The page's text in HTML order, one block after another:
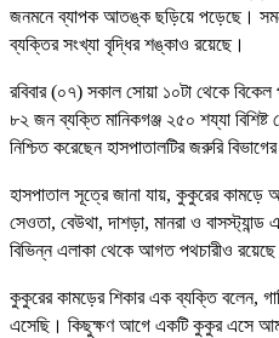
জনমনে ব্যাপক আতঙ্ক ছড়িয়ে পড়েছে।
ব্যক্তির সংখ্যা বৃদ্ধির শঙ্কাও রয়েছে।
রবিবার (০৭) সকাল সোয়া ১০টা থেকে বিকেল
৮২ জন ব্যক্তি মানিকগঞ্জ ২৫০ শয্যা বিশিষ্ট
নিশ্চিত করেছেন হাসপাতালটির জরুরি
হাসপাতাল সূত্রে জানা যায়, কুকুরের কামড়ে
সেওতা, বেউথা, দাশড়া, মানরা ও
বিভিন্ন এলাকা থেকে আগত পথচারীও
কুকুরের কামড়ের শিকার এক ব্যক্তি বলেন,
এসেছি। কিছুক্ষণ আগে একটি কুকুর এসে